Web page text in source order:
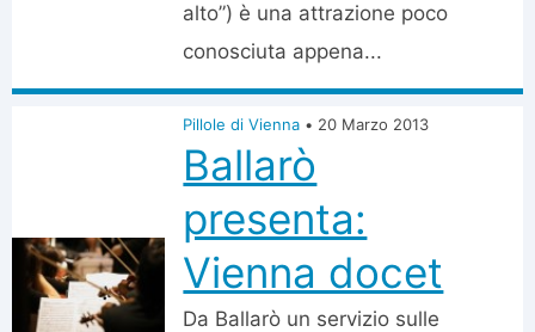
alto”) è una attrazione poco
conosciuta appena...
Pillole di Vienna • 20 Marzo 2013
Ballarò
presenta:
Vienna docet
Da Ballarò un servizio sulle